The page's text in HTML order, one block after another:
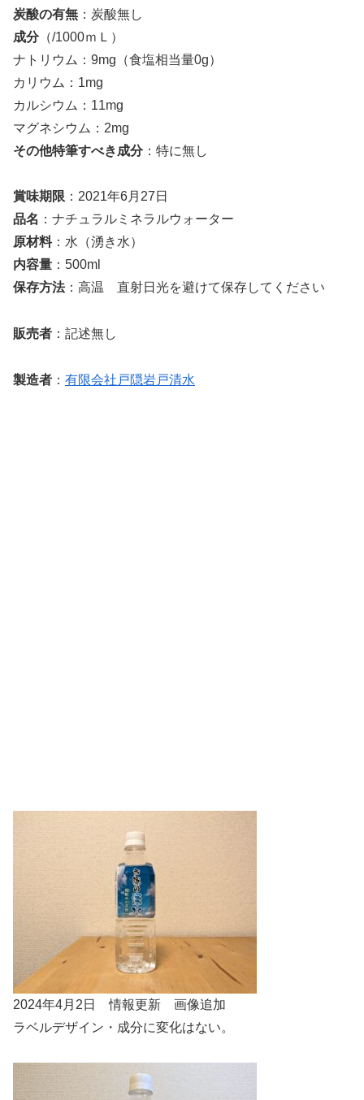
炭酸の有無 ：炭酸無し
成分（/1000ｍＬ）
ナトリウム：9mg（食塩相当量0g）
カリウム：1mg
カルシウム：11mg
マグネシウム：2mg
その他特筆すべき成分：特に無し
賞味期限 ：2021年6月27日
品名 ：ナチュラルミネラルウォーター
原材料：水（湧き水）
内容量 ：500ml
保存方法：高温 直射日光を避けて保存してください
販売者 ：記述無し
製造者 ： 有限会社戸隠岩戸清水
2024年4月2日 情報更新 画像追加
ラベルデザイン・成分に変化はない。